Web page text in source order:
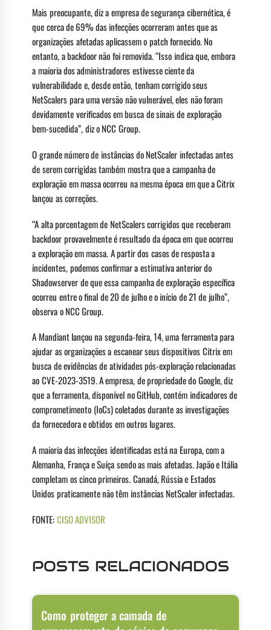
Mais preocupante, diz a empresa de segurança cibernética, é
que cerca de 69% das infecções ocorreram antes que as
organizações afetadas aplicassem o patch fornecido. No
entanto, a backdoor não foi removida. “Isso indica que, embora
a maioria dos administradores estivesse ciente da
vulnerabilidade e, desde então, tenham corrigido seus
NetScalers para uma versão não vulnerável, eles não foram
devidamente verificados em busca de sinais de exploração
bem-sucedida”, diz o NCC Group.
O grande número de instâncias do NetScaler infectadas antes
de serem corrigidas também mostra que a campanha de
exploração em massa ocorreu na mesma época em que a Citrix
lançou as correções.
“A alta porcentagem de NetScalers corrigidos que receberam
backdoor provavelmente é resultado da época em que ocorreu
a exploração em massa. A partir dos casos de resposta a
incidentes, podemos confirmar a estimativa anterior do
Shadowserver de que essa campanha de exploração específica
ocorreu entre o final de 20 de julho e o início de 21 de julho”,
observa o NCC Group.
A Mandiant lançou na segunda-feira, 14, uma ferramenta para
ajudar as organizações a escanear seus dispositivos Citrix em
busca de evidências de atividades pós-exploração relacionadas
ao CVE-2023-3519. A empresa, de propriedade do Google, diz
que a ferramenta, disponível no GitHub, contém indicadores de
comprometimento (IoCs) coletados durante as investigações
da fornecedora e obtidos em outros lugares.
A maioria das infecções identificadas está na Europa, com a
Alemanha, França e Suíça sendo as mais afetadas. Japão e Itália
completam os cinco primeiros. Canadá, Rússia e Estados
Unidos praticamente não têm instâncias NetScaler infectadas.
FONTE:CISO ADVISOR
POSTS RELACIONADOS
Como proteger a camada de